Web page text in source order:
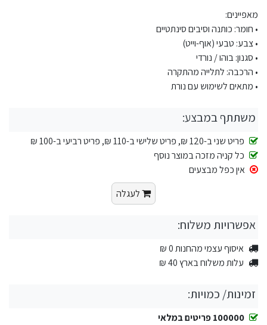
מאפיינים:
• חומר: כותנה וסיבים סינתטיים
• צבע: טבעי (אוף-וייט)
• סגנון: בוהו / נורדי
• הרכבה: לתלייה מהתקרה
• מתאים לשימוש עם נורת
משתתף במבצע:
פריט שני ב-120 ₪, פריט שלישי ב-110 ₪, פריט רביעי ב-100 ₪
כל קניה מזכה במוצר נוסף
אין כפל מבצעים
לעגלה
אפשרויות משלוח:
איסוף עצמי מהחנות 0 ₪
עלות משלוח בארץ 40 ₪
זמינות/ כמויות:
100000 פריטים במלאי